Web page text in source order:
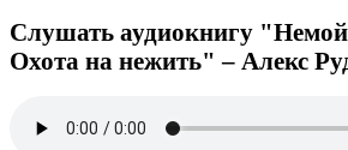
Слушать аудиокнигу
Охота на нежить" – Алекс